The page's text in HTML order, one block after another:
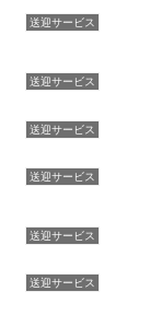
送迎サービス
送迎サービス
送迎サービス
送迎サービス
送迎サービス
送迎サービス